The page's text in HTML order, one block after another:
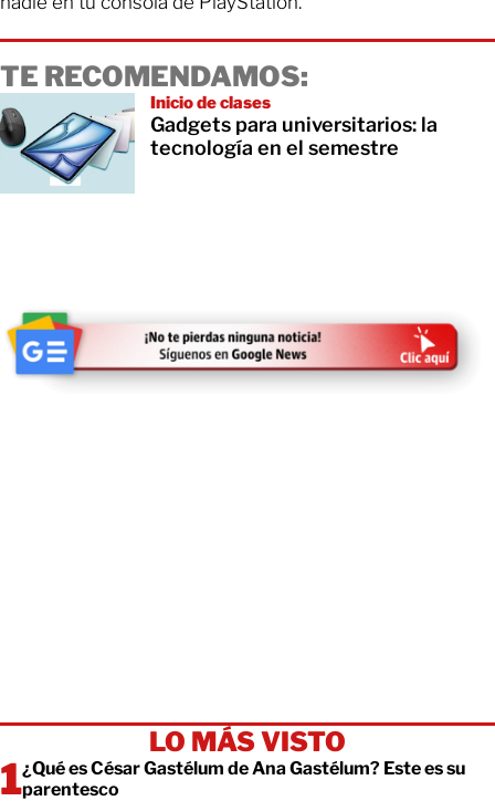
TE RECOMENDAMOS:
Inicio de clases
Gadgets para universitarios: la
tecnología en el semestre
LO MÁS VISTO
¿Qué es César Gastélum de Ana Gastélum? Este es su
parentesco